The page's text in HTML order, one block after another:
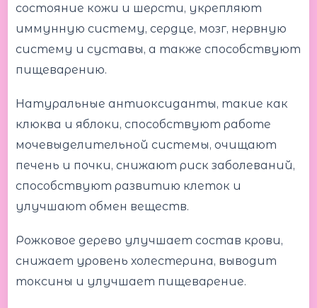
состояние кожи и шерсти, укрепляют
иммунную систему, сердце, мозг, нервную
систему и суставы, а также способствуют
пищеварению.
Натуральные антиоксиданты, такие как
клюква и яблоки, способствуют работе
мочевыделительной системы, очищают
печень и почки, снижают риск заболеваний,
способствуют развитию клеток и
улучшают обмен веществ.
Рожковое дерево улучшает состав крови,
снижает уровень холестерина, выводит
токсины и улучшает пищеварение.